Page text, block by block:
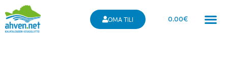
OMA TILI 0.00€